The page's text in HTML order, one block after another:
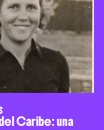
Caribe: una